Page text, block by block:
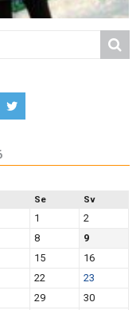
Se Sv
1
2
8
9
15
16
22
23
29
30